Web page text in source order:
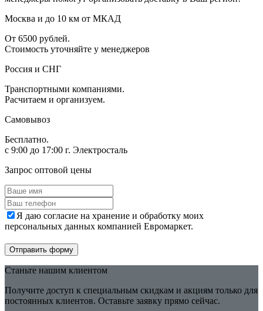
Москва и до 10 км от МКАД
От 6500 рублей.
Стоимость уточняйте у менеджеров
Россия и СНГ
Транспортными компаниями.
Расчитаем и организуем.
Самовывоз
Бесплатно.
с 9:00 до 17:00 г. Электросталь
Запрос оптовой цены
Я даю согласие на хранение и обработку моих
персональных данных компанией Евромаркет.
Отправить форму
Станьте нашим клиентом
Получите доступ к специальным скидкам и акциям только для
постоянных клиентов. Оставьте заявку прямо сейчас.